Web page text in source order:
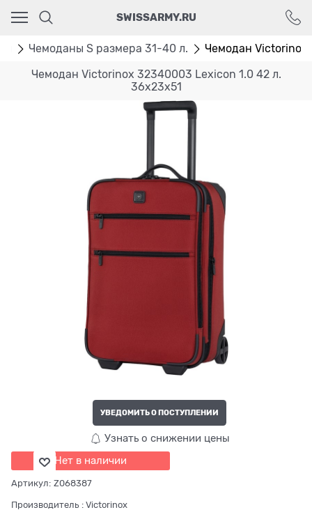
SWISSARMY.RU
Чемоданы S размера 31-40 л. Чемодан Victorinox
Чемодан Victorinox 32340003 Lexicon 1.0 42 л.
36x23x51
УВЕДОМИТЬ О ПОСТУПЛЕНИИ
Узнать о снижении цены
Нет в наличии
Артикул: Z068387
Производитель : Victorinox
Ваш город - Москва,
угадали?
ДА НЕТ